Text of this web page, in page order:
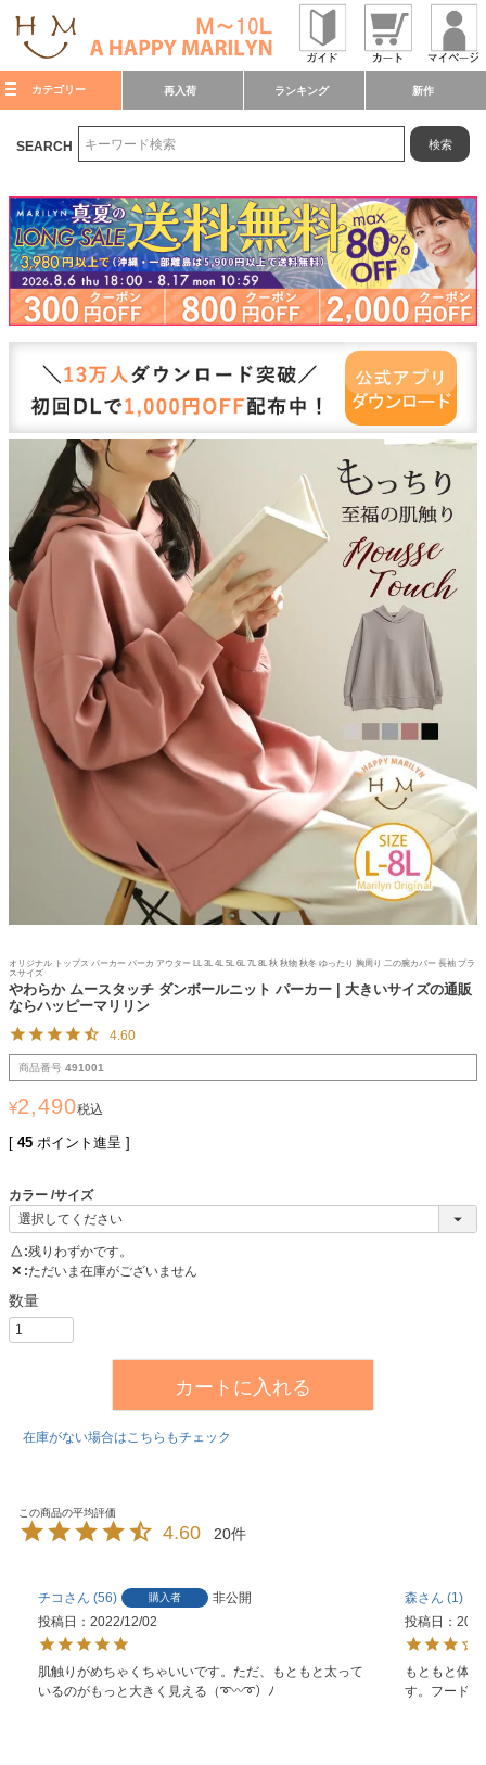
カテゴリー 再入荷 ランキング 新作
SEARCH 検索
オリジナル トップス パーカー パーカ アウター LL 3L 4L 5L 6L 7L 8L 秋 秋物 秋冬 ゆったり 胸周り 二の腕カバー 長袖 プラ
スサイズ
やわらか ムースタッチ ダンボールニット パーカー | 大きいサイズの通販
ならハッピーマリリン
4.60
商品番号 491001
¥2,490税込
[ 45 ポイント進呈 ]
カラー サイズ
△ 残りわずかです。
✕ ただいま在庫がございません
カートに入れる
在庫がない場合はこちらもチェック
4.60 20
チコ 56 購入者
非公開
投稿日
2022/12/02
肌触りがめちゃくちゃいいです。ただ、もともと太って
いるのがもっと大きく見える（➰〰➰）ﾉ
森
1
投稿日
もともと体
す。フード